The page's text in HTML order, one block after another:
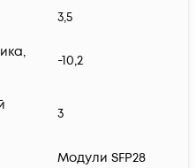
3,5
-10,2
3
Модули SFP28